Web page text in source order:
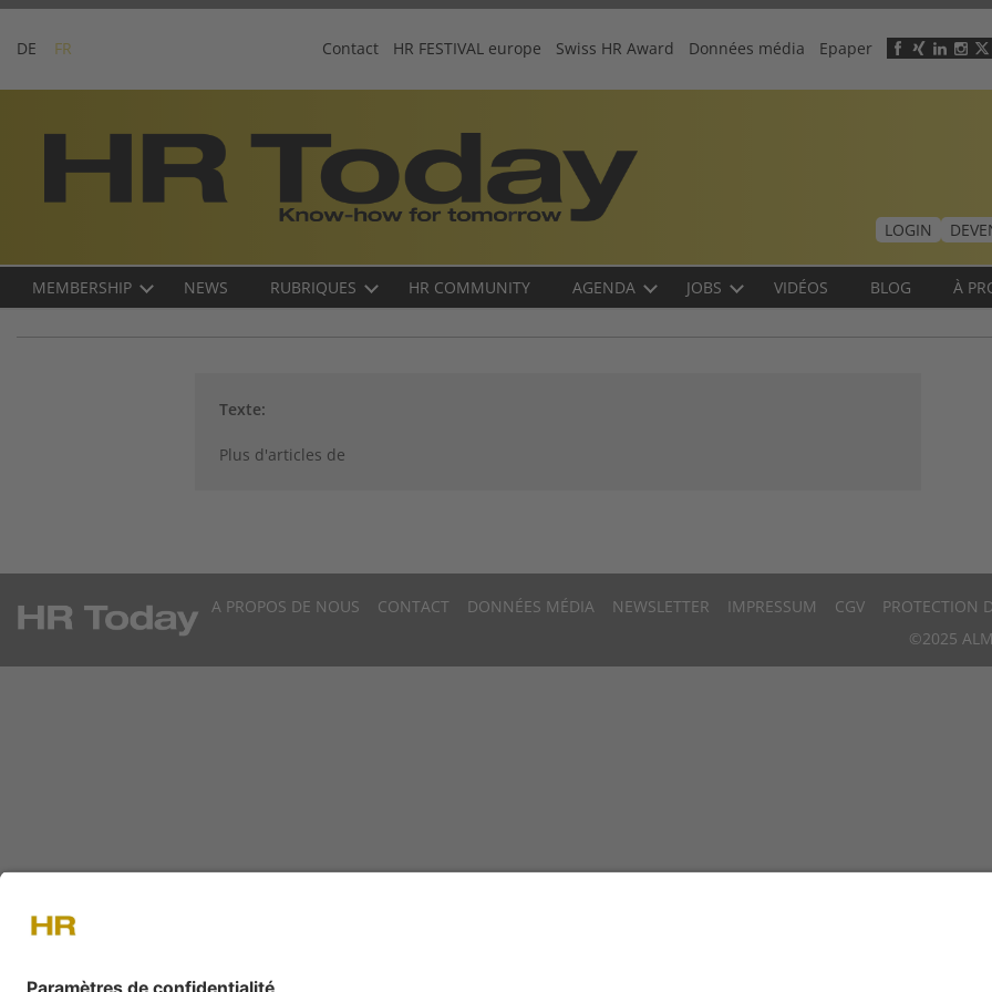
Skip
content
DE FR
Header
menu
Contact HR FESTIVAL europe Swiss HR Award Données média Epaper
LOGIN
Main
MEMBERSHIP NEWS RUBRIQUES HR COMMUNITY AGENDA JOBS VIDÉOS BLOG À
Texte:
Plus d'articles de
A PROPOS DE NOUS CONTACT DONNÉES MÉDIA NEWSLETTER IMPRESSUM CGV
PROTECTION
©2025